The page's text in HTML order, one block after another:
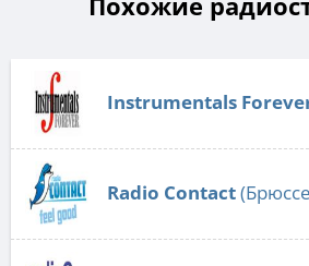
Instrumentals
Radio Contact